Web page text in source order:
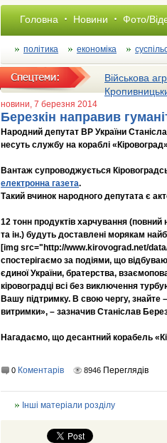
Головна Новини Фото/
політика економіка
Військова
новини, 7 березня 2014
Березкін направив
Народний депутат ВР України
несуть службу на кораблі
Вантаж супроводжується
електронна газета.
Такий вчинок народного депутата є
12 тонн продуктів харчування (повний
та ін.) будуть доставлені морякам
[img src="http://www.kirovograd.net/
спостерігаємо за подіями, що
єдиної України, братерства,
кіровоградці всі без виключення
Вашу підтримку. В свою чергу,
витримки», – зазначив Станіслав
Нагадаємо, що десантний корабель
0 Коментарів 8946 Переглядів
Інші матеріали розділу